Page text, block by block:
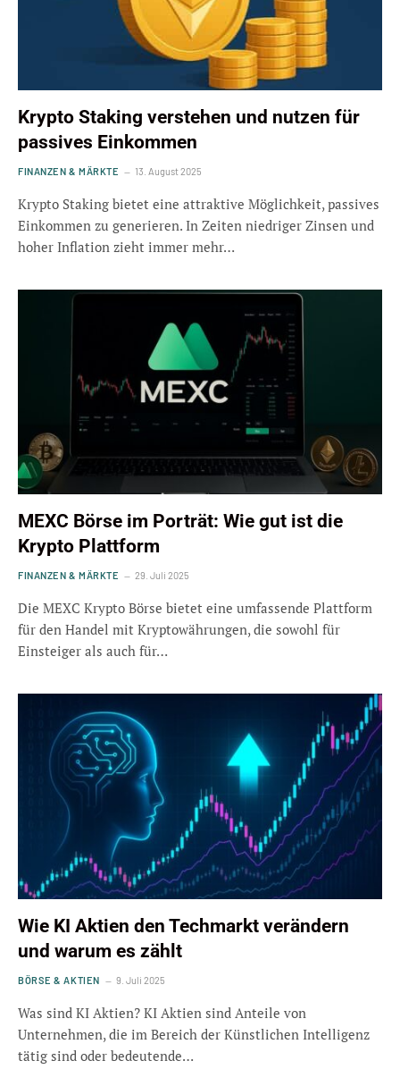
Krypto Staking verstehen und nutzen für
passives Einkommen
FINANZEN & MÄRKTE 13. August 2025
Krypto Staking bietet eine attraktive Möglichkeit, passives
Einkommen zu generieren. In Zeiten niedriger Zinsen und
hoher Inflation zieht immer mehr…
MEXC Börse im Porträt: Wie gut ist die
Krypto Plattform
FINANZEN & MÄRKTE 29. Juli 2025
Die MEXC Krypto Börse bietet eine umfassende Plattform
für den Handel mit Kryptowährungen, die sowohl für
Einsteiger als auch für…
Wie KI Aktien den Techmarkt verändern
und warum es zählt
BÖRSE & AKTIEN 9. Juli 2025
Was sind KI Aktien? KI Aktien sind Anteile von
Unternehmen, die im Bereich der Künstlichen Intelligenz
tätig sind oder bedeutende…